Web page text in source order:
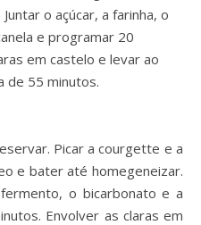
Juntar o açúcar, a farinha, o
e programar 20
em castelo e levar ao
de 55 minutos.
Picar a courgette e a
e bater até homegeneizar.
o bicarbonato e a
Envolver as claras em